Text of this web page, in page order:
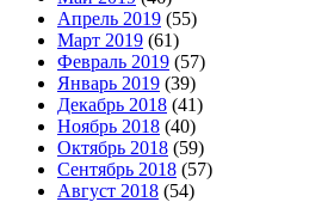
Апрель 2019 (55)
Март 2019 (61)
Февраль 2019 (57)
Январь 2019 (39)
Декабрь 2018 (41)
Ноябрь 2018 (40)
Октябрь 2018 (59)
Сентябрь 2018 (57)
Август 2018 (54)